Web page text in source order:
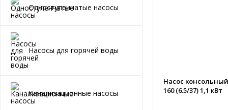
Одноступенчатые насосы
Насосы для горячей воды
Канализационные насосы
Насос консольный
160 (6.5/37) 1,1 кВт